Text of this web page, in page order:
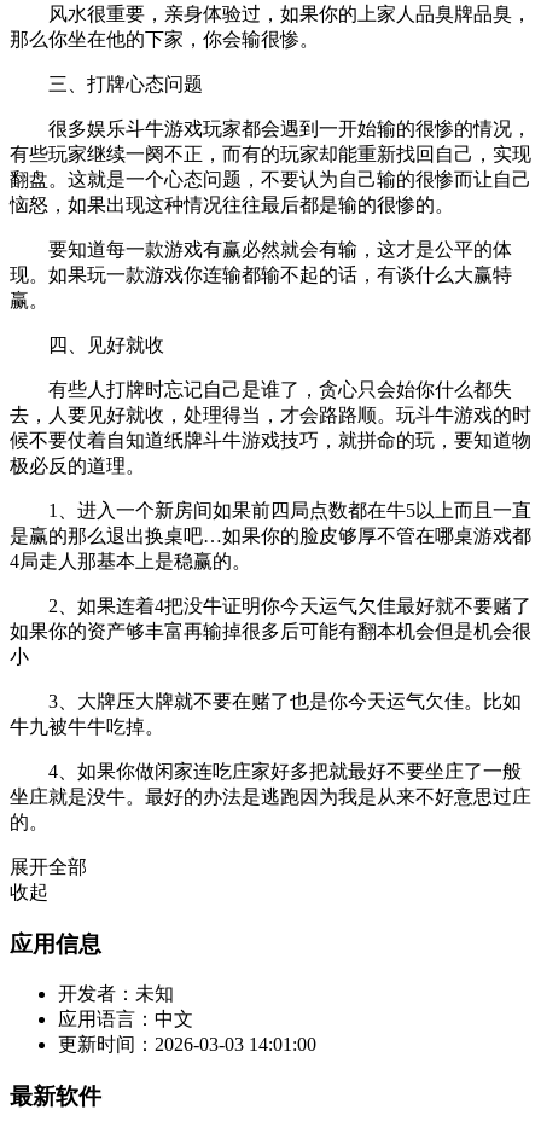
风水很重要，亲身体验过，如果你的上家人品臭牌品臭，
那么你坐在他的下家，你会输很惨。
三、打牌心态问题
很多娱乐斗牛游戏玩家都会遇到一开始输的很惨的情况，
有些玩家继续一阕不正，而有的玩家却能重新找回自己，实现
翻盘。这就是一个心态问题，不要认为自己输的很惨而让自己
恼怒，如果出现这种情况往往最后都是输的很惨的。
要知道每一款游戏有赢必然就会有输，这才是公平的体
现。如果玩一款游戏你连输都输不起的话，有谈什么大赢特
赢。
四、见好就收
有些人打牌时忘记自己是谁了，贪心只会始你什么都失
去，人要见好就收，处理得当，才会路路顺。玩斗牛游戏的时
候不要仗着自知道纸牌斗牛游戏技巧，就拼命的玩，要知道物
极必反的道理。
1、进入一个新房间如果前四局点数都在牛5以上而且一直
是赢的那么退出换桌吧…如果你的脸皮够厚不管在哪桌游戏都
4局走人那基本上是稳赢的。
2、如果连着4把没牛证明你今天运气欠佳最好就不要赌了
如果你的资产够丰富再输掉很多后可能有翻本机会但是机会很
小
3、大牌压大牌就不要在赌了也是你今天运气欠佳。比如
牛九被牛牛吃掉。
4、如果你做闲家连吃庄家好多把就最好不要坐庄了一般
坐庄就是没牛。最好的办法是逃跑因为我是从来不好意思过庄
的。
展开全部
收起
应用信息
开发者： 未知
应用语言： 中文
更新时间： 2026-03-03 14:01:00
最新软件